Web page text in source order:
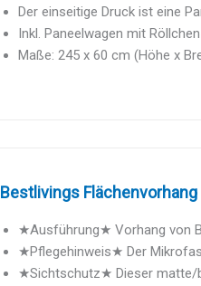
Der einseitige Druck ist eine
Inkl. Paneelwagen mit
Maße: 245 x 60 cm (Höhe x
Bestlivings
★Ausführung★ Vorhang von
★Pflegehinweis★ Der
★Sichtschutz★ Dieser matte/